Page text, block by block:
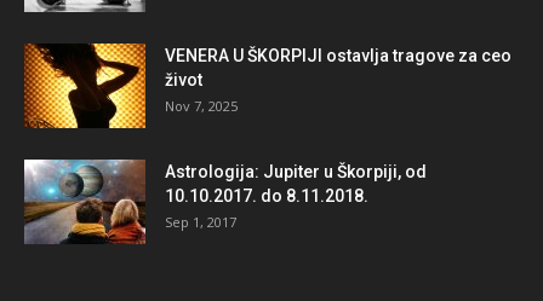
VENERA U ŠKORPIJI ostavlja tragove za ceo
život
Nov 7, 2025
Astrologija: Jupiter u Škorpiji, od
10.10.2017. do 8.11.2018.
Sep 1, 2017